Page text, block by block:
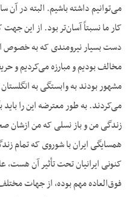
می‌توانیم داشته باشیم. البته در آن
کار ما نسبتاً آسان‌تر بود. از این جهت
دست بسیار نیرومندی که به خصوص
مخالف بودیم و مبارزه می‌کردیم و
مشهور بودند به وابستگی به
می‌کردند. به طور معترضه این را
زندگی من و باز نسلی که من ازشان
همسایگی ایران با شوروی که تمام
کنونی ایرانیان تحت تأثیر آن
فوق‌العاده مهم بوده، از جهات